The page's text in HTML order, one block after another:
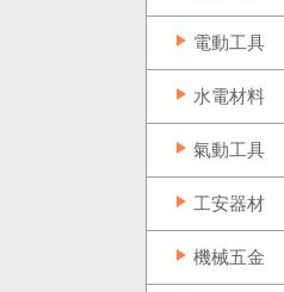
電動工具
水電材料
氣動工具
工安器材
機械五金